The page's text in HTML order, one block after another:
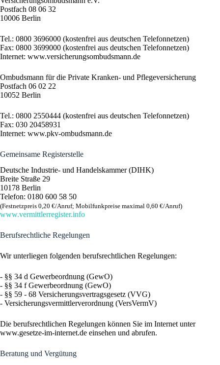
Postfach 08 06 32
10006 Berlin
Tel.: 0800 3696000 (kostenfrei aus deutschen Telefonnetzen)
Fax: 0800 3699000 (kostenfrei aus deutschen Telefonnetzen)
Internet: www.versicherungsombudsmann.de
Ombudsmann für die Private Kranken- und Pflegeversicherung
Postfach 06 02 22
10052 Berlin
Tel.: 0800 2550444 (kostenfrei aus deutschen Telefonnetzen)
Fax: 030 20458931
Internet: www.pkv-ombudsmann.de
Gemeinsame Registerstelle
Deutsche Industrie- und Handelskammer (DIHK)
Breite Straße 29
10178 Berlin
Telefon: 0180 600 58 50
(Festnetzpreis 0,20 €/​Anruf; Mobilfunk­preise maximal 0,60 €/​Anruf)
www​.ver​mitt​ler​re​gis​ter​.info
Berufsrechtliche Regelungen
Wir unterliegen folgenden berufsrechtlichen Regelungen:
- §§ 34 d Gewerbeordnung (GewO)
- §§ 34 f Gewerbeordnung (GewO)
- §§ 59 - 68 Versicherungsvertragsgesetz (VVG)
- Versicherungsvermittlerverordnung (VersVermV)
Die berufsrechtlichen Regelungen können Sie im Internet unter
www.gesetze-im-internet.de einsehen und abrufen.
Beratung und Vergütung